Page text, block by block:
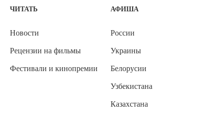
ЧИТАТЬ
Новости
Рецензии на фильмы
Фестивали и кинопремии
АФИША
России
Украины
Белорусии
Узбекистана
Казахстана